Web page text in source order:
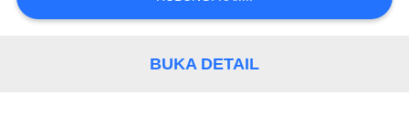
POLICY
BUKA DETAIL